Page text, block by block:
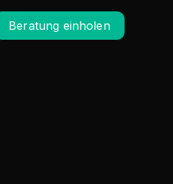
Beratung einholen